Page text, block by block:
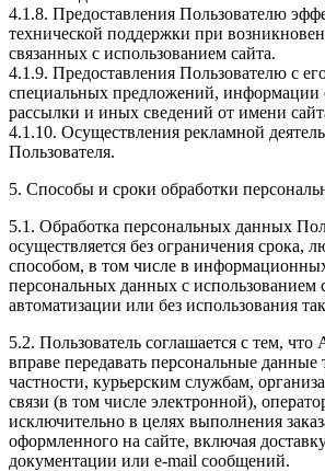
4.1.8. Предоставления Пользователю
технической поддержки при
связанных с использованием сайта.
4.1.9. Предоставления Пользователю с
специальных предложений, информации
рассылки и иных сведений от имени
4.1.10. Осуществления рекламной
Пользователя.
5. Способы и сроки обработки
5.1. Обработка персональных данных
осуществляется без ограничения срока,
способом, в том числе в
персональных данных с использованием
автоматизации или без использования
5.2. Пользователь соглашается с тем,
вправе передавать персональные данные
частности, курьерским службам,
связи (в том числе электронной),
исключительно в целях выполнения
оформленного на сайте, включая
документации или e-mail сообщений.